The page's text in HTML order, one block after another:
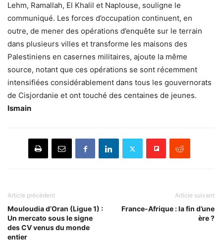
Lehm, Ramallah, El Khalil et Naplouse, souligne le
communiqué. Les forces d’occupation continuent, en
outre, de mener des opérations d’enquête sur le terrain
dans plusieurs villes et transforme les maisons des
Palestiniens en casernes militaires, ajoute la même
source, notant que ces opérations se sont récemment
intensifiées considérablement dans tous les gouvernorats
de Cisjordanie et ont touché des centaines de jeunes.
Ismain
Article précédent
Mouloudia d’Oran (Ligue 1) :
Un mercato sous le signe
des CV venus du monde
entier
Article suivant
France-Afrique : la fin d’une
ère ?